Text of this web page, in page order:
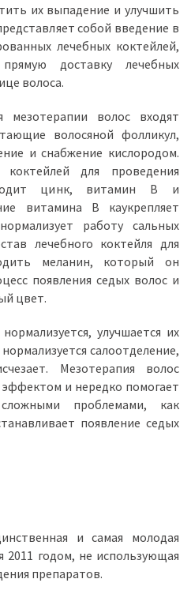
их выпадение и улучшить
собой введение в
лечебных коктейлей,
доставку лечебных
волоса.
мезотерапии волос входят
волосяной фолликул,
и снабжение кислородом.
для проведения
цинк, витамин В и
витамина В каукрепляет
работу сальных
лечебного коктейля для
меланин, который он
появления седых волос и
цвет.
улучшается их
салоотделение,
Мезотерапия волос
и нередко помогает
проблемами, как
появление седых
и самая молодая
2011 годом, не использующая
препаратов.